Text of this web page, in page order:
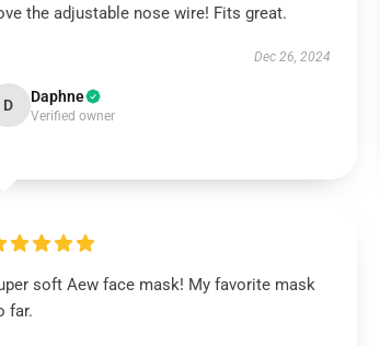
the adjustable nose wire! Fits great.
Dec 26, 2024
D Daphne
Verified owner
soft Aew face mask! My favorite mask
far.